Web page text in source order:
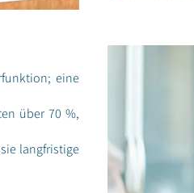
eine
über 70 %,
langfristige